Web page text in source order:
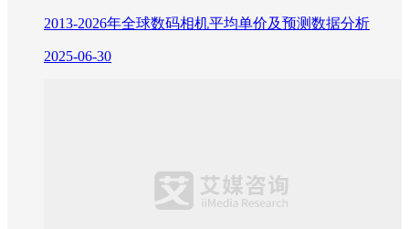
2013-2026年全球数码相机平均单价及预测数据分析
2025-06-30